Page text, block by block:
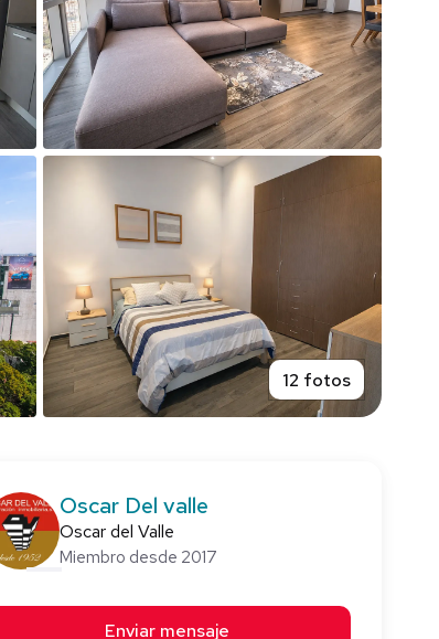
12 fotos
Oscar Del valle
Oscar del Valle
Miembro desde 2017
Enviar mensaje